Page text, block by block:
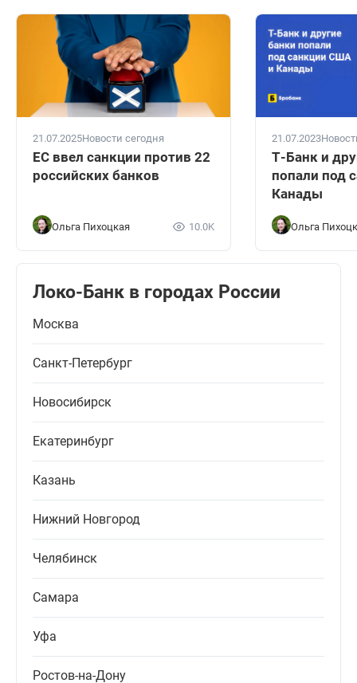
21.07.2025Новости сегодня
ЕС ввел санкции против 22
российских банков
Ольга Пихоцкая 10.0K
21.07.2023
Т-Банк и
попали под
Канады
Ольга
Локо-Банк в городах России
Москва
Санкт-Петербург
Новосибирск
Екатеринбург
Казань
Нижний Новгород
Челябинск
Самара
Уфа
Ростов-на-Дону